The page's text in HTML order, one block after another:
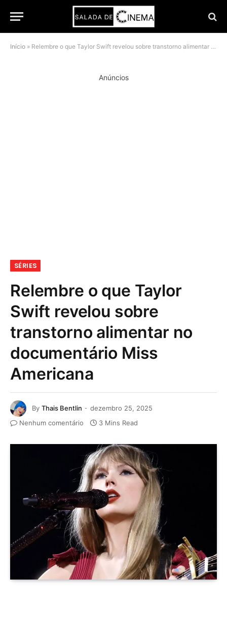
Início » Relembre o que Taylor Swift revelou sobre transtorno alimentar no documentário Miss Americana
Anúncios
SÉRIES
Relembre o que Taylor
Swift revelou sobre
transtorno alimentar no
documentário Miss
Americana
By Thais Bentlin
dezembro 25, 2025
Nenhum comentário
3 Mins Read